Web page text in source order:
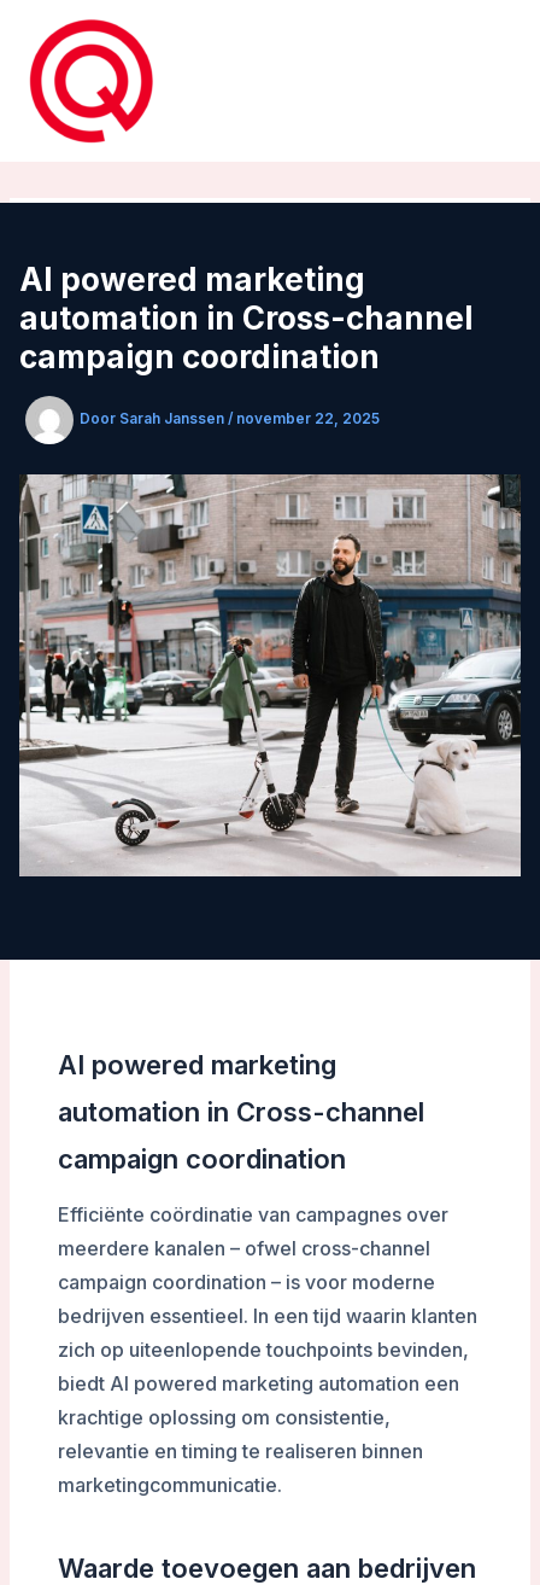
inhoud
AI powered marketing
automation in Cross-channel
campaign coordination
Door Sarah Janssen / november 22, 2025
AI powered marketing
automation in Cross-channel
campaign coordination
Efficiënte coördinatie van campagnes over
meerdere kanalen – ofwel cross-channel
campaign coordination – is voor moderne
bedrijven essentieel. In een tijd waarin klanten
zich op uiteenlopende touchpoints bevinden,
biedt AI powered marketing automation een
krachtige oplossing om consistentie,
relevantie en timing te realiseren binnen
marketingcommunicatie.
Waarde toevoegen aan bedrijven